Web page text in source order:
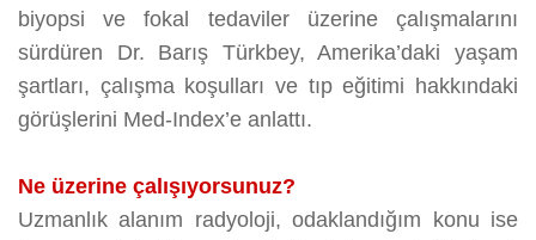
biyopsi ve fokal tedaviler üzerine çalışmalarını
sürdüren Dr. Barış Türkbey, Amerika’daki yaşam
şartları, çalışma koşulları ve tıp eğitimi hakkındaki
görüşlerini Med-Index’e anlattı.
Ne üzerine çalışıyorsunuz?
Uzmanlık alanım radyoloji, odaklandığım konu ise